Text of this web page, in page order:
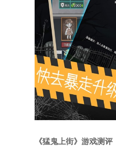
《猛鬼上街》游戏测评